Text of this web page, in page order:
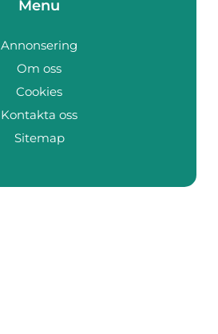
Menu
Annonsering
Om oss
Cookies
Kontakta oss
Sitemap